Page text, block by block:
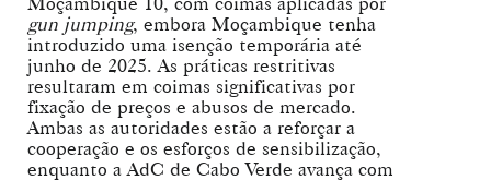
gun jumping, embora Moçambique tenha
introduzido uma isenção temporária até
junho de 2025. As práticas restritivas
resultaram em coimas significativas por
fixação de preços e abusos de mercado.
Ambas as autoridades estão a reforçar a
cooperação e os esforços de sensibilização,
enquanto a AdC de Cabo Verde avança com